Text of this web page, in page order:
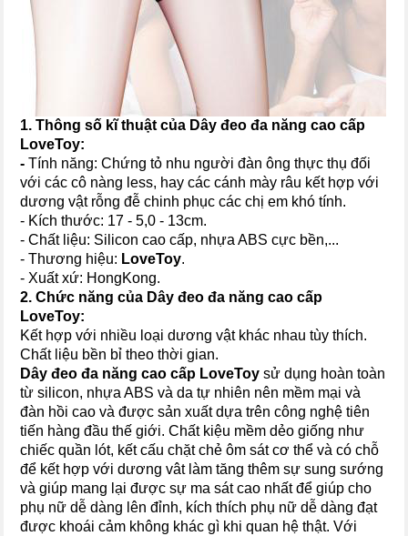
1. Thông số kĩ thuật của Dây đeo đa năng cao cấp
LoveToy:
- Tính năng: Chứng tỏ nhu người đàn ông thực thụ đối
với các cô nàng less, hay các cánh mày râu kết hợp với
dương vật rỗng đễ chinh phục các chị em khó tính.
- Kích thước: 17 - 5,0 - 13cm.
- Chất liệu: Silicon cao cấp, nhựa ABS cực bền,...
- Thương hiệu: LoveToy.
- Xuất xứ: HongKong.
2. Chức năng của Dây đeo đa năng cao cấp
LoveToy:
Kết hợp với nhiều loại dương vật khác nhau tùy thích.
Chất liệu bền bỉ theo thời gian.
Dây đeo đa năng cao cấp LoveToy sử dụng hoàn toàn
từ silicon, nhựa ABS và da tự nhiên nên mềm mại và
đàn hồi cao và được sản xuất dựa trên công nghệ tiên
tiến hàng đầu thế giới. Chất kiệu mềm dẻo giống như
chiếc quần lót, kết cấu chặt chẻ ôm sát cơ thể và có chỗ
để kết hợp với dương vât làm tăng thêm sự sung sướng
và giúp mang lại được sự ma sát cao nhất để giúp cho
phụ nữ dễ dàng lên đỉnh, kích thích phụ nữ dễ dàng đạt
được khoái cảm không khác gì khi quan hệ thật. Với